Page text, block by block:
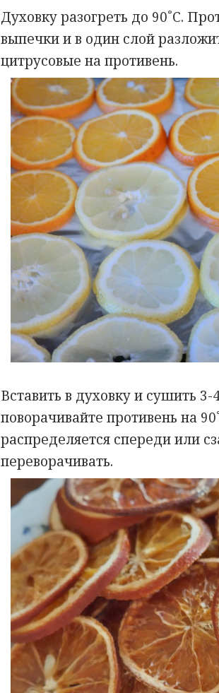
Духовку разогреть до 90˚С.
выпечки и в один слой
цитрусовые на противень.
Вставить в духовку и сушить
поворачивайте противень на
распределяется спереди или
переворачивать.